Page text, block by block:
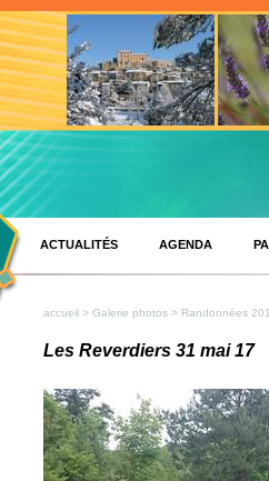
ACTUALITÉS AGENDA
accueil > Galerie photos > Randonnées
Les Reverdiers 31 mai 17